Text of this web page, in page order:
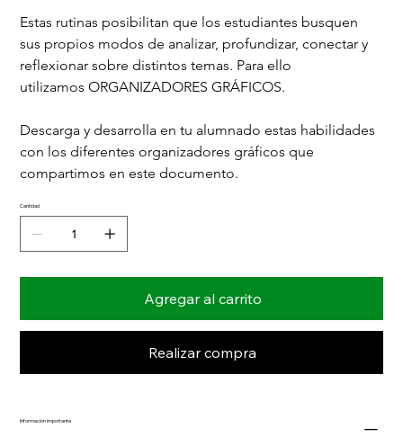
Estas rutinas posibilitan que los estudiantes busquen
sus propios modos de analizar, profundizar, conectar y
reflexionar sobre distintos temas. Para ello
utilizamos ORGANIZADORES GRÁFICOS.
Descarga y desarrolla en tu alumnado estas habilidades
con los diferentes organizadores gráficos que
compartimos en este documento.
Cantidad
Agregar al carrito
Realizar compra
Información importante